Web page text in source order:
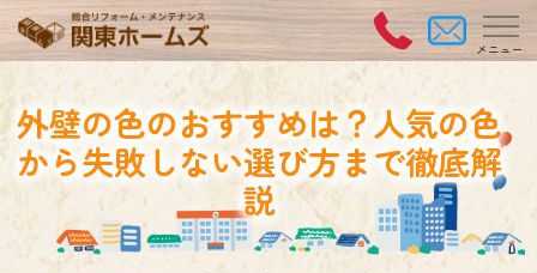
外壁の色のおすすめは？人気の色
から失敗しない選び方まで徹底解
説